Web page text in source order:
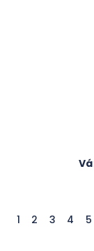
1
2 3 4 5